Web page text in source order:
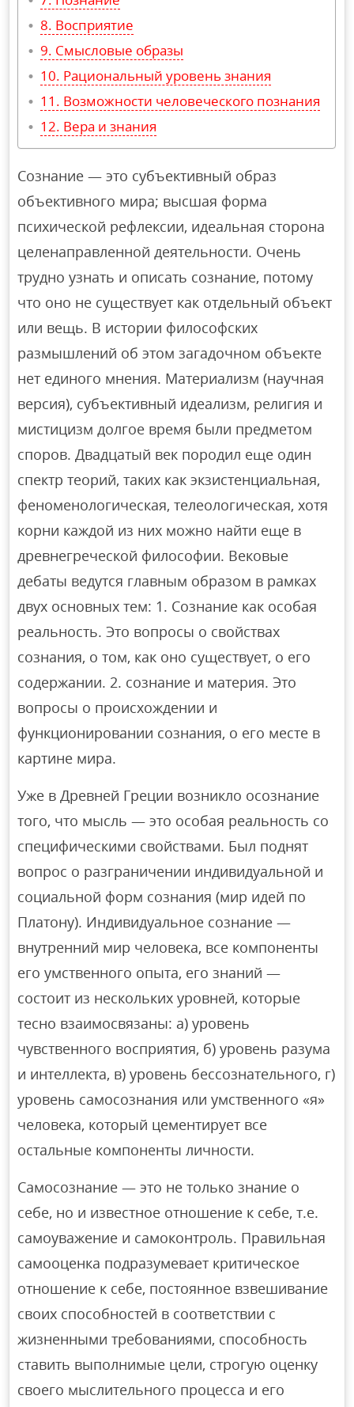
Восприятие
Смысловые образы
Рациональный уровень знания
Возможности человеческого познания
Вера и знания
Сознание — это субъективный образ
объективного мира; высшая форма
психической рефлексии, идеальная сторона
целенаправленной деятельности. Очень
трудно узнать и описать сознание, потому
что оно не существует как отдельный объект
или вещь. В истории философских
размышлений об этом загадочном объекте
нет единого мнения. Материализм (научная
версия), субъективный идеализм, религия и
мистицизм долгое время были предметом
споров. Двадцатый век породил еще один
спектр теорий, таких как экзистенциальная,
феноменологическая, телеологическая, хотя
корни каждой из них можно найти еще в
древнегреческой философии. Вековые
дебаты ведутся главным образом в рамках
двух основных тем: 1. Сознание как особая
реальность. Это вопросы о свойствах
сознания, о том, как оно существует, о его
содержании. 2. сознание и материя. Это
вопросы о происхождении и
функционировании сознания, о его месте в
картине мира.
Уже в Древней Греции возникло осознание
того, что мысль — это особая реальность со
специфическими свойствами. Был поднят
вопрос о разграничении индивидуальной и
социальной форм сознания (мир идей по
Платону). Индивидуальное сознание —
внутренний мир человека, все компоненты
его умственного опыта, его знаний —
состоит из нескольких уровней, которые
тесно взаимосвязаны: а) уровень
чувственного восприятия, б) уровень разума
и интеллекта, в) уровень бессознательного, г)
уровень самосознания или умственного «я»
человека, который цементирует все
остальные компоненты личности.
Самосознание — это не только знание о
себе, но и известное отношение к себе, т.е.
самоуважение и самоконтроль. Правильная
самооценка подразумевает критическое
отношение к себе, постоянное взвешивание
своих способностей в соответствии с
жизненными требованиями, способность
ставить выполнимые цели, строгую оценку
своего мыслительного процесса и его